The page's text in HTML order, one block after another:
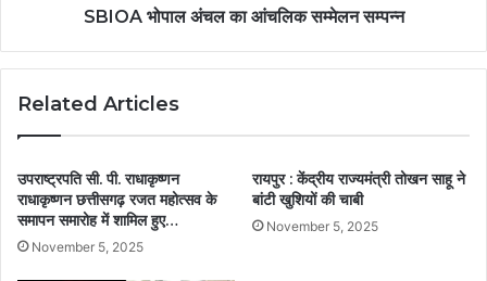
SBIOA भोपाल अंचल का आंचलिक सम्मेलन सम्पन्न
Related Articles
उपराष्ट्रपति सी. पी. राधाकृष्णन
राधाकृष्णन छत्तीसगढ़ रजत महोत्सव के
समापन समारोह में शामिल हुए…
November 5, 2025
रायपुर : केंद्रीय राज्यमंत्री तोखन साहू ने
बांटी खुशियों की चाबी
November 5, 2025